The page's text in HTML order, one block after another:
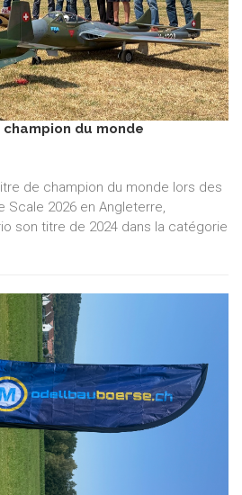
champion du monde
de champion du monde lors des
Scale 2026 en Angleterre,
son titre de 2024 dans la catégorie